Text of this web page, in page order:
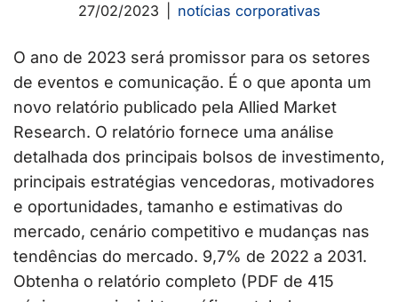
27/02/2023 notícias corporativas
O ano de 2023 será promissor para os setores
de eventos e comunicação. É o que aponta um
novo relatório publicado pela Allied Market
Research. O relatório fornece uma análise
detalhada dos principais bolsos de investimento,
principais estratégias vencedoras, motivadores
e oportunidades, tamanho e estimativas do
mercado, cenário competitivo e mudanças nas
tendências do mercado. 9,7% de 2022 a 2031.
Obtenha o relatório completo (PDF de 415